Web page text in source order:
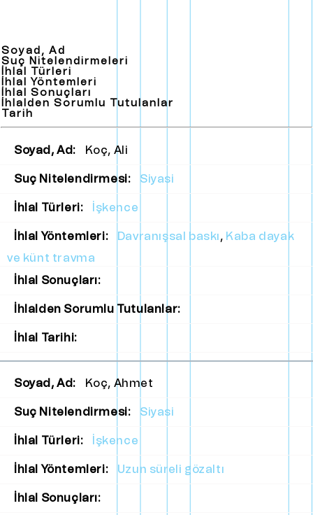
Soyad, Ad
Suç Nitelendirmeleri
İhlal Türleri
İhlal Yöntemleri
İhlal Sonuçları
İhlalden Sorumlu Tutulanlar
Tarih
Soyad, Ad: Koç, Ali
Suç Nitelendirmesi: Siyasi
İhlal Türleri: İşkence
İhlal Yöntemleri: Davranışsal baskı, Kaba dayak
ve künt travma
İhlal Sonuçları:
İhlalden Sorumlu Tutulanlar:
İhlal Tarihi:
Soyad, Ad: Koç, Ahmet
Suç Nitelendirmesi: Siyasi
İhlal Türleri: İşkence
İhlal Yöntemleri: Uzun süreli gözaltı
İhlal Sonuçları: